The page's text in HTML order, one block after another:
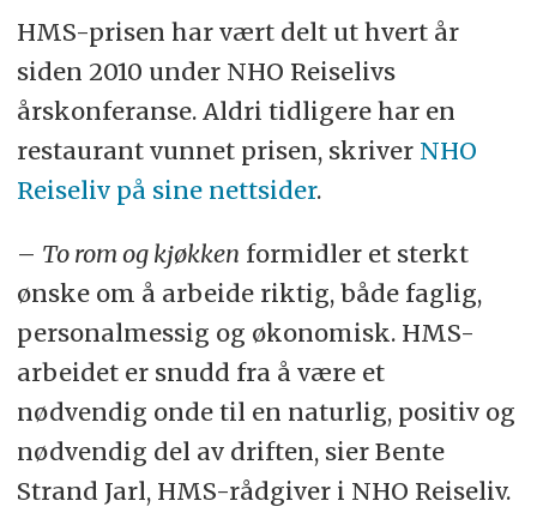
HMS-prisen har vært delt ut hvert år
siden 2010 under NHO Reiselivs
årskonferanse. Aldri tidligere har en
restaurant vunnet prisen, skriver NHO
Reiseliv på sine nettsider.
– To rom og kjøkken formidler et sterkt
ønske om å arbeide riktig, både faglig,
personalmessig og økonomisk. HMS-
arbeidet er snudd fra å være et
nødvendig onde til en naturlig, positiv og
nødvendig del av driften, sier Bente
Strand Jarl, HMS-rådgiver i NHO Reiseliv.